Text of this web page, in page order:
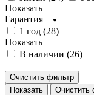
Показать
Гарантия
1 год (28)
Показать
В наличии (26)
Очистить фильтр
Показать
Очистить